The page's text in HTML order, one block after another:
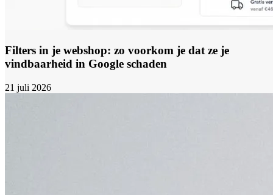
Filters in je webshop: zo voorkom je dat ze je
vindbaarheid in Google schaden
21 juli 2026